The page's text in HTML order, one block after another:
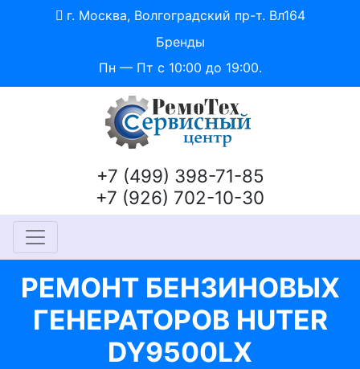
г. Москва, Волгоградский пр-т. Вл164
Бренды
Пн — Пт с 10:00 до 19:00.
+7 (499) 398-71-85
+7 (926) 702-10-30
РЕМОНТ БЕНЗИНОВЫХ
ГЕНЕРАТОРОВ HUTER
DY9500LX